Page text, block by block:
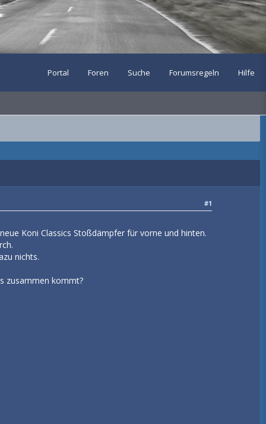
Portal Foren Suche Forumsregeln Hilfe
#1
Koni Classics Stoßdämpfer für vorne und hinten.
nichts.
zusammen kommt?